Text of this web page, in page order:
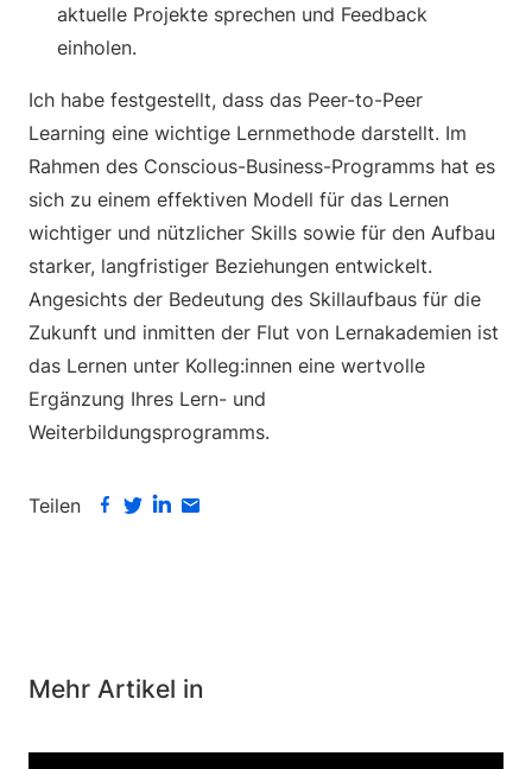
aktuelle Projekte sprechen und Feedback
einholen.
Ich habe festgestellt, dass das Peer-to-Peer
Learning eine wichtige Lernmethode darstellt. Im
Rahmen des Conscious-Business-Programms hat es
sich zu einem effektiven Modell für das Lernen
wichtiger und nützlicher Skills sowie für den Aufbau
starker, langfristiger Beziehungen entwickelt.
Angesichts der Bedeutung des Skillaufbaus für die
Zukunft und inmitten der Flut von Lernakademien ist
das Lernen unter Kolleg:innen eine wertvolle
Ergänzung Ihres Lern- und
Weiterbildungsprogramms.
Teilen
Mehr Artikel in